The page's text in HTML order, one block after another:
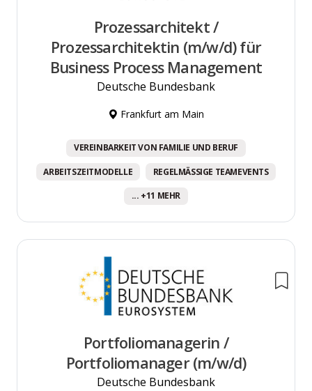
Prozessarchitekt /
Prozessarchitektin (m/w/d) für
Business Process Management
Deutsche Bundesbank
Frankfurt am Main
VEREINBARKEIT VON FAMILIE UND BERUF
ARBEITSZEITMODELLE REGELMÄSSIGE TEAMEVENTS
... +11 MEHR
Portfoliomanagerin /
Portfoliomanager (m/w/d)
Deutsche Bundesbank